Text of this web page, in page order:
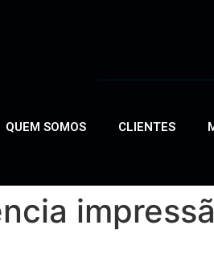
QUEM SOMOS CLIENTES